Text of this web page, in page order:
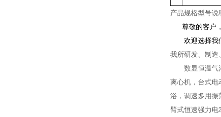
产品规格型号
尊敬的客户，
欢迎选择我
我所研发、制造
数显恒温气
离心机，台式电
浴，调速多用振
臂式恒速强力电